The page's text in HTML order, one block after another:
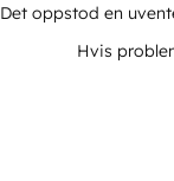
Det oppstod en
Hvis